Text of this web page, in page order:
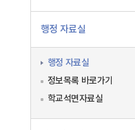
행정 자료실
행정 자료실
정보목록 바로가기
학교석면자료실